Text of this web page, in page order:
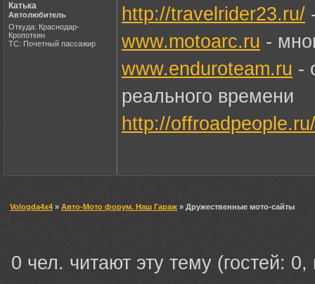
Катька
Автолюбитель
Откуда: Краснодар-
Кропоткин
ТС: Почетный пассажир
http://travelrider23.ru/
www.motoarc.ru -
www.enduroteam.ru -
реального времени
http://offroadpeople.ru/
Vologda4x4 » Авто-Мото форум. Наш Гараж » Дружественные мото-сайты
0 чел. читают эту тему (гостей: